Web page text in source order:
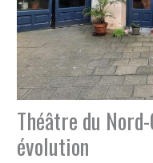
Théâtre du
évolution